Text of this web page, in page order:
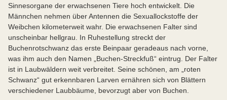
Sinnesorgane der erwachsenen Tiere hoch entwickelt. Die
Männchen nehmen über Antennen die Sexuallockstoffe der
Weibchen kilometerweit wahr. Die erwachsenen Falter sind
unscheinbar hellgrau. In Ruhestellung streckt der
Buchenrotschwanz das erste Beinpaar geradeaus nach vorne,
was ihm auch den Namen „Buchen-Streckfuß“ eintrug. Der Falter
ist in Laubwäldern weit verbreitet. Seine schönen, am „roten
Schwanz“ gut erkennbaren Larven ernähren sich von Blättern
verschiedener Laubbäume, bevorzugt aber von Buchen.